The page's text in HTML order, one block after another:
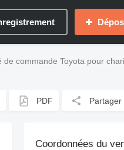
de commande Toyota pour
PDF Partager
Coordonnées du